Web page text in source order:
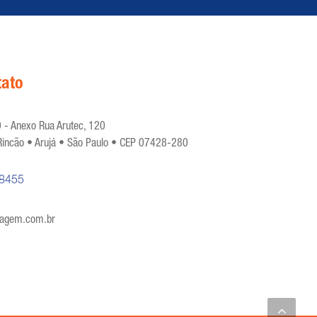
- Anexo Rua Arutec, 120
• Arujá • São Paulo • CEP 07428-280